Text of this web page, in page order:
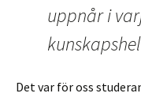
uppnår i
Det var för oss